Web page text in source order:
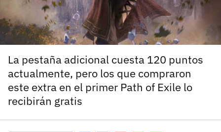
La pestaña adicional cuesta 120 puntos
actualmente, pero los que compraron
este extra en el primer Path of Exile lo
recibirán gratis
El inicio de sesión con Facebook ya no está
disponible, pero puedes seguir usando tu cuenta
de 3DJuegos:
Recupera tu acceso con Facebook
Entra con Google
¿Ya tienes cuenta?